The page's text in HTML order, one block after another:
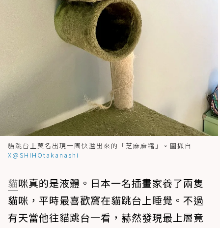
貓跳台上莫名出現一團快溢出來的「芝麻麻糬」。圖擷自
X@SHIHOtakanashi
貓咪真的是液體。日本一名插畫家養了兩隻
貓咪，平時最喜歡窩在貓跳台上睡覺。不過
有天當他往貓跳台一看，赫然發現最上層竟